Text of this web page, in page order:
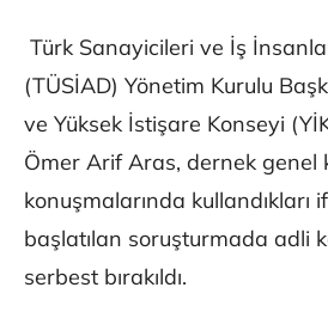
Türk Sanayicileri ve İş
(TÜSİAD) Yönetim Kurulu
ve Yüksek İstişare Konseyi
Ömer Arif Aras, dernek genel
konuşmalarında kullandıkları
başlatılan soruşturmada adli
serbest bırakıldı.